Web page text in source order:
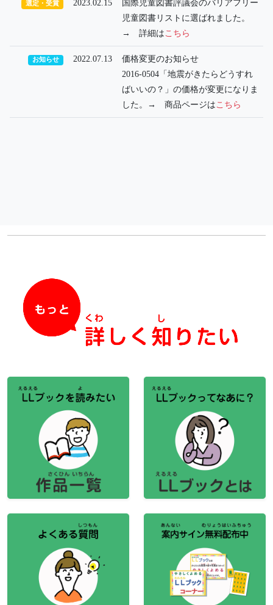
選定・受賞 2023.02.15
国際児童図書評議会のバリアフリー
児童図書リストに選ばれました。
→ 詳細はこちら
お知らせ 2022.07.13
価格変更のお知らせ
2016-0504「地震がきたらどうすれ
ばいいの？」の価格が変更になりま
した。→ 商品ページはこちら